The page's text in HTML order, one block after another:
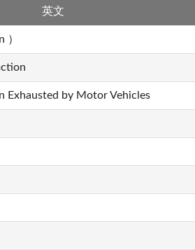
英文
）
Exhausted by Motor Vehicles